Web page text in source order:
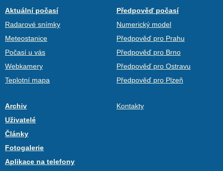
Aktuální počasí
Radarové snímky
Meteostanice
Počasí u vás
Webkamery
Teplotní mapa
Předpověď počasí
Numerický model
Předpověď pro Prahu
Předpověď pro Brno
Předpověď pro Ostravu
Předpověď pro Plzeň
Archiv
Uživatelé
Články
Fotogalerie
Aplikace na telefony
Kontakty